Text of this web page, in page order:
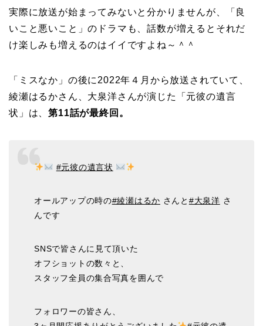
実際に放送が始まってみないと分かりませんが、「良
いこと悪いこと」のドラマも、話数が増えるとそれだ
け楽しみも増えるのはイイですよね～＾＾
「ミスなか」の後に2022年４月から放送されていて、
綾瀬はるかさん、大泉洋さんが演じた「元彼の遺言
状」は、第11話が最終回。
#元彼の遺言状
オールアップの時の#綾瀬はるか さんと #大泉洋 さ
んです
SNSで皆さんに見て頂いた
オフショットの数々と、
スタッフ全員の集合写真を囲んで
フォロワーの皆さん、